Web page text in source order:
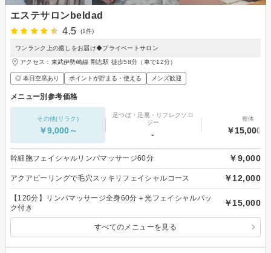
エステサロンbeldad
4.5
(1件)
ワンランク上の癒しをお届け◆プライベートサロン
アクセス：東武伊勢崎線 剛志駅 徒歩58分（車で12分）
◎ 本日空席あり ポイントが貯まる・使える メンズ歓迎
メニュー別参考価格
その他(リラク)
￥9,000～
足つぼ・足裏・リフレクソロ
ジー
-
整体
￥15,000～
幹細胞フェイシャルリンパマッサージ60分 ￥9,000
アクアピーリングで毛穴スッキリフェイシャルコース ￥12,000
【120分】リンパマッサージ全身60分＋光フェイシャルパッ
ク付き
￥15,000
すべてのメニューを見る